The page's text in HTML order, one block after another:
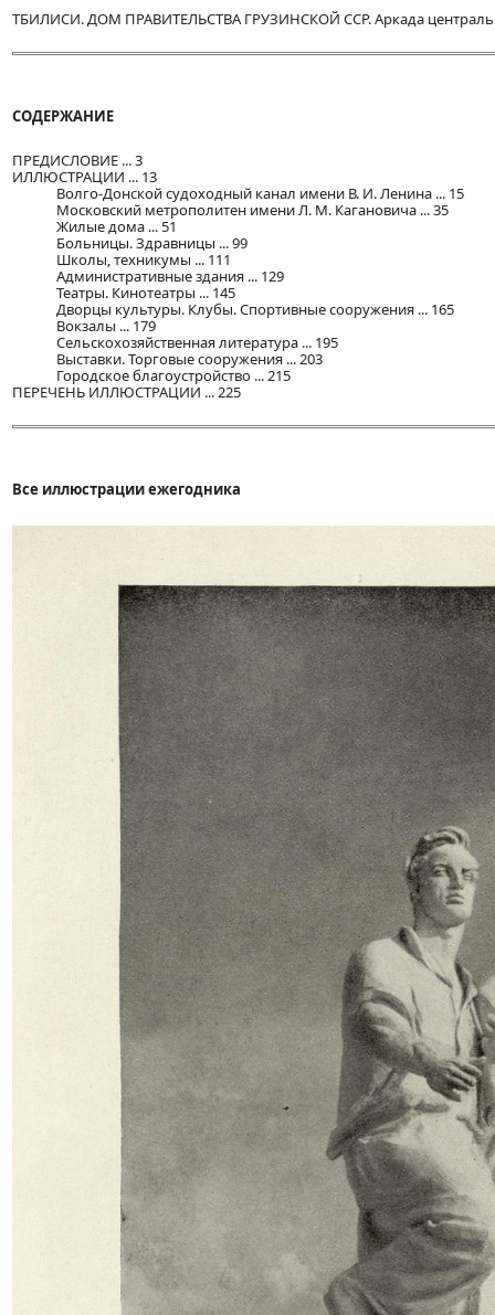
ТБИЛИСИ. ДОМ ПРАВИТЕЛЬСТВА ГРУЗИНСКОЙ ССР. Аркада
СОДЕРЖАНИЕ
ПРЕДИСЛОВИЕ ... 3
ИЛЛЮСТРАЦИИ ... 13
Волго-Донской судоходный канал имени В. И. Ленина ... 15
Московский метрополитен имени Л. М. Кагановича ... 35
Жилые дома ... 51
Больницы. Здравницы ... 99
Школы, техникумы ... 111
Административные здания ... 129
Театры. Кинотеатры ... 145
Дворцы культуры. Клубы. Спортивные сооружения ... 165
Вокзалы ... 179
Сельскохозяйственная литература ... 195
Выставки. Торговые сооружения ... 203
Городское благоустройство ... 215
ПЕРЕЧЕНЬ ИЛЛЮСТРАЦИИ ... 225
Все иллюстрации ежегодника